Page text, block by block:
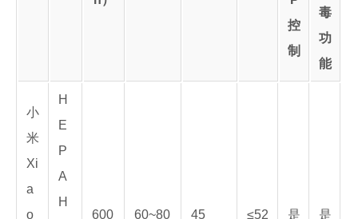
控
制
毒
功
能
小
米
Xi
a
o
H
E
P
A
H
600 60~80 45 ≤52 是 是